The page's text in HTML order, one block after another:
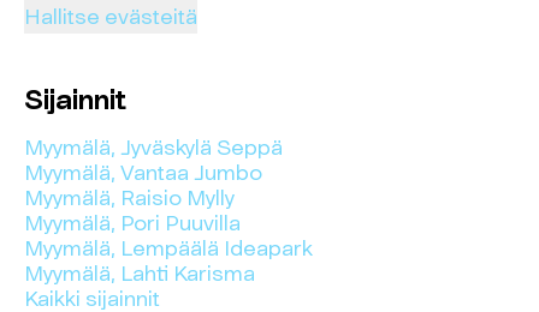
Hallitse evästeitä
Sijainnit
Myymälä, Jyväskylä Seppä
Myymälä, Vantaa Jumbo
Myymälä, Raisio Mylly
Myymälä, Pori Puuvilla
Myymälä, Lempäälä Ideapark
Myymälä, Lahti Karisma
Kaikki sijainnit